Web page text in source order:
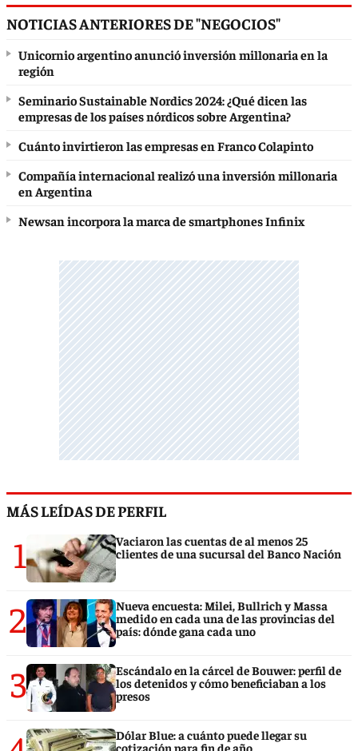
NOTICIAS ANTERIORES DE "NEGOCIOS"
Unicornio argentino anunció inversión millonaria en la
región
Seminario Sustainable Nordics 2024: ¿Qué dicen las
empresas de los países nórdicos sobre Argentina?
Cuánto invirtieron las empresas en Franco Colapinto
Compañía internacional realizó una inversión millonaria
en Argentina
Newsan incorpora la marca de smartphones Infinix
MÁS LEÍDAS DE PERFIL
1
Vaciaron las cuentas de al menos 25
clientes de una sucursal del Banco Nación
2
Nueva encuesta: Milei, Bullrich y Massa
medido en cada una de las provincias del
país: dónde gana cada uno
3
Escándalo en la cárcel de Bouwer: perfil de
los detenidos y cómo beneficiaban a los
presos
Dólar Blue: a cuánto puede llegar su
cotización para fin de año